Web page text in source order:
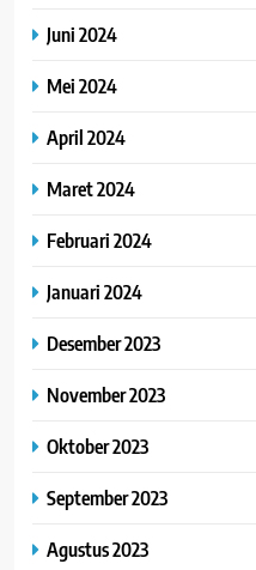
Juni 2024
Mei 2024
April 2024
Maret 2024
Februari 2024
Januari 2024
Desember 2023
November 2023
Oktober 2023
September 2023
Agustus 2023